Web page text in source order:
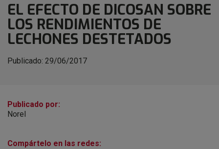
EL EFECTO DE DICOSAN SOBRE
LOS RENDIMIENTOS DE
LECHONES DESTETADOS
Publicado: 29/06/2017
Publicado por:
Norel
Compártelo en las redes: